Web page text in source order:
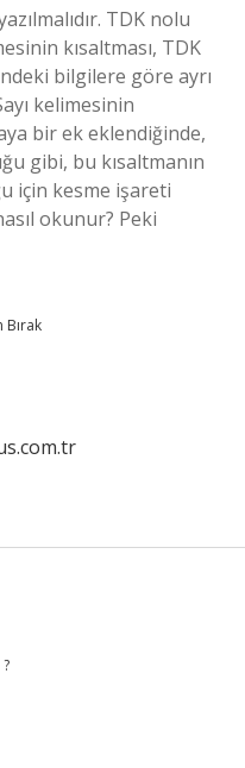
TDK nolu
kısaltması, TDK
bilgilere göre ayrı
kelimesinin
bir ek eklendiğinde,
gibi, bu kısaltmanın
için kesme işareti
okunur? Peki
Bırak